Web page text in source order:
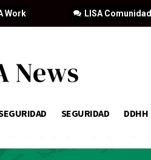
LISA Comunidad
Work
SEGURIDAD DDHH